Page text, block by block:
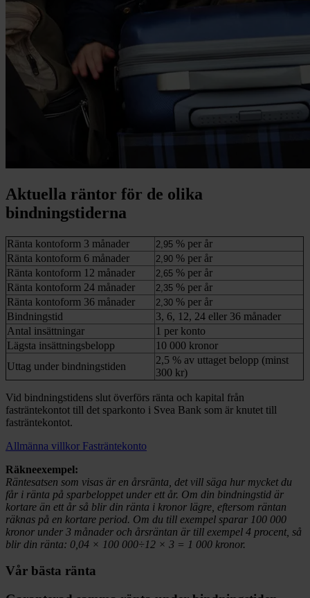
Aktuella räntor för de olika
bindningstiderna
Ränta kontoform 3 månader 2,95 % per år
Ränta kontoform 6 månader
2,90 % per år
Ränta kontoform 12 månader
2,65 % per år
Ränta kontoform 24 månader
2,35 % per år
Ränta kontoform 36 månader
2,30 % per år
Bindningstid
3, 6, 12, 24 eller 36 månader
Antal insättningar
1 per konto
Lägsta insättningsbelopp
10 000 kronor
Uttag under bindningstiden
2,5 % av uttaget belopp (minst
300 kr)
Vid bindningstidens slut överförs ränta och kapital från
fasträntekontot till det sparkonto i Svea Bank som är knutet till
fasträntekontot.
Allmänna villkor Fasträntekonto
Räkneexempel:
Räntesatsen som visas är en årsränta, det vill säga hur mycket du
får i ränta på sparbeloppet under ett år. Om din bindningstid är
kortare än ett år så blir din ränta i kronor lägre, eftersom räntan
räknas på en kortare period. Om du till exempel sparar 100 000
kronor under 3 månader och årsräntan är till exempel 4 procent, så
blir din ränta: 0,04 × 100 000÷12 × 3 = 1 000 kronor.
Vår bästa ränta